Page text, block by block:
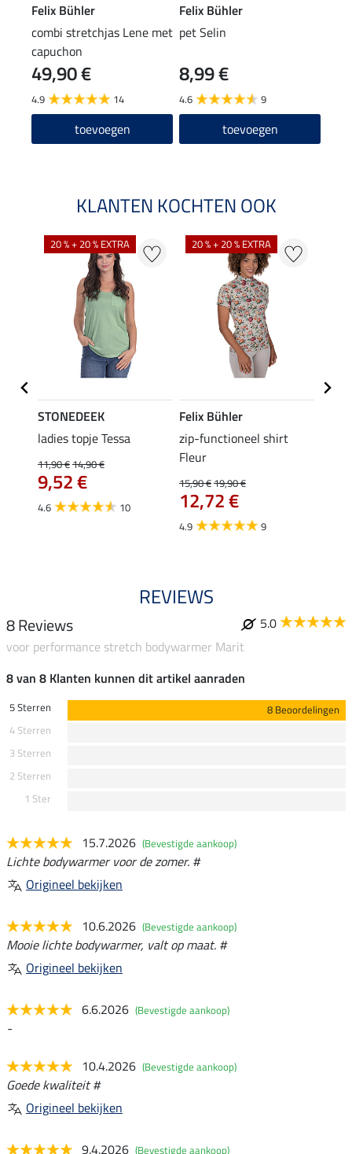
Felix Bühler
combi stretchjas Lene met
capuchon
49,90 €
4.9 14
toevoegen
Felix Bühler
pet Selin
8,99 €
4.6 9
toevoegen
KLANTEN KOCHTEN OOK
20 % + 20 % EXTRA
STONEDEEK
ladies topje Tessa
11,90 €14,90 €
9,52 €
4.6 10
20 % + 20 % EXTRA
Felix Bühler
zip-functioneel shirt
Fleur
15,90 €19,90 €
12,72 €
4.9 9
REVIEWS
8 Reviews
5.0
voor performance stretch bodywarmer Marit
8 van 8 Klanten kunnen dit artikel aanraden
5 Sterren
8 Beoordelingen
4 Sterren
3 Sterren
2 Sterren
1 Ster
15.7.2026 (Bevestigde aankoop)
Lichte bodywarmer voor de zomer. #
Origineel bekijken
10.6.2026 (Bevestigde aankoop)
Mooie lichte bodywarmer, valt op maat. #
Origineel bekijken
6.6.2026 (Bevestigde aankoop)
-
10.4.2026 (Bevestigde aankoop)
Goede kwaliteit #
Origineel bekijken
9.4.2026 (Bevestigde aankoop)